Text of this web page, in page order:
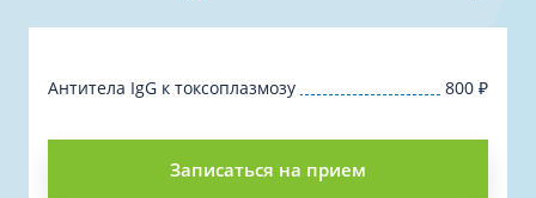
Антитела IgG к токсоплазмозу 800 ₽
Записаться на прием